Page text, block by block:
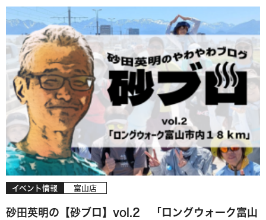
イベント情報 富山店
砂田英明の【砂ブロ】vol.2 「ロングウォーク富山